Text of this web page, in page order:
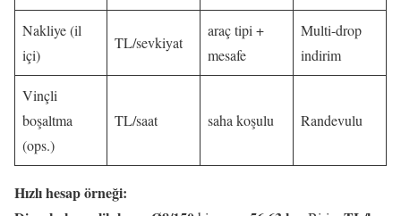
Nakliye (il
içi)
TL/sevkiyat
araç tipi +
mesafe
Multi-drop
indirim
Vinçli
boşaltma
(ops.)
TL/saat saha koşulu Randevulu
Hızlı hesap örneği: